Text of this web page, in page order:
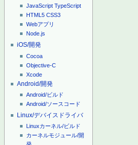
JavaScript TypeScript
HTML5 CSS3
Webアプリ
Node.js
iOS/開発
Cocoa
Objective-C
Xcode
Android/開発
Android/ビルド
Android/ソースコード
Linux/デバイスドライバ
Linuxカーネル/ビルド
カーネルモジュール/開